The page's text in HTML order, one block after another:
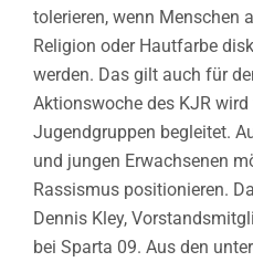
tolerieren, wenn Menschen
Religion oder Hautfarbe
werden. Das gilt auch für
Aktionswoche des KJR wird
Jugendgruppen begleitet.
und jungen Erwachsenen
Rassismus positionieren.
Dennis Kley,
bei Sparta 09. Aus den